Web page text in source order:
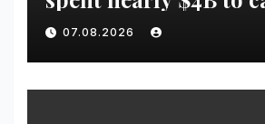
offshore wind farms |
VseTime.ru
07.08.2026